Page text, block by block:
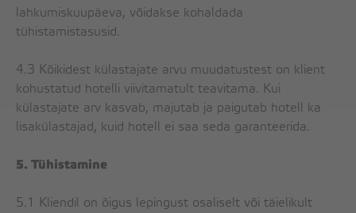
lahkumiskuupäeva, võidakse kohaldada
tühistamistasusid.
4.3 Kõikidest külastajate arvu muudatustest on klient
kohustatud hotelli viivitamatult teavitama. Kui
külastajate arv kasvab, majutab ja paigutab hotell ka
lisakülastajad, kuid hotell ei saa seda garanteerida.
5. Tühistamine
5.1 Kliendil on õigus lepingust osaliselt või täielikult